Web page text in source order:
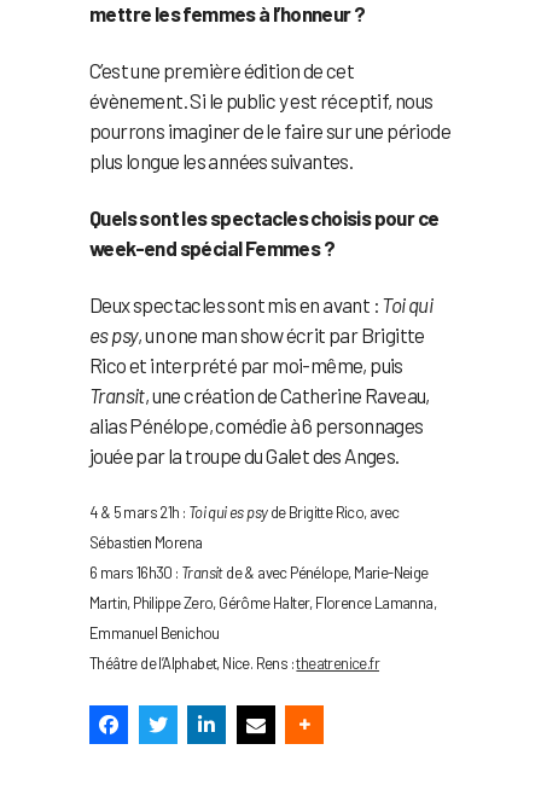
mettre les femmes à l’honneur ?
C’est une première édition de cet
évènement. Si le public y est réceptif, nous
pourrons imaginer de le faire sur une période
plus longue les années suivantes.
Quels sont les spectacles choisis pour ce
week-end spécial Femmes ?
Deux spectacles sont mis en avant : Toi qui
es psy, un one man show écrit par Brigitte
Rico et interprété par moi-même, puis
Transit, une création de Catherine Raveau,
alias Pénélope, comédie à 6 personnages
jouée par la troupe du Galet des Anges.
4 & 5 mars 21h : Toi qui es psyde Brigitte Rico, avec
Sébastien Morena
6 mars 16h30 : Transitde & avec Pénélope, Marie-Neige
Martin, Philippe Zero, Gérôme Halter, Florence Lamanna,
Emmanuel Benichou
Théâtre de l’Alphabet, Nice. Rens :theatrenice.fr